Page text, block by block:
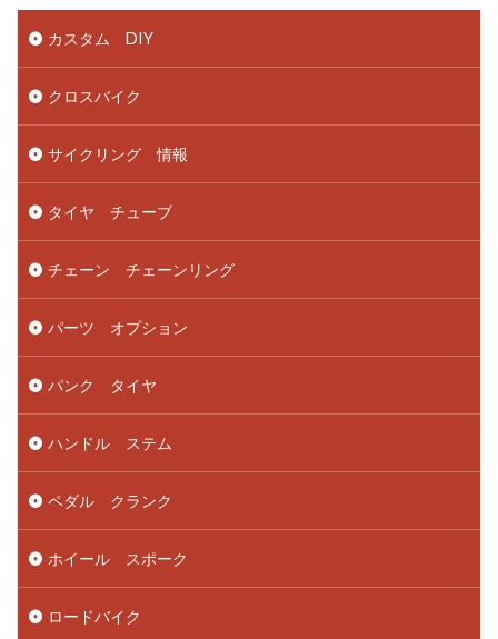
カスタム DIY
クロスバイク
サイクリング 情報
タイヤ チューブ
チェーン チェーンリング
パーツ オプション
パンク タイヤ
ハンドル ステム
ペダル クランク
ホイール スポーク
ロードバイク